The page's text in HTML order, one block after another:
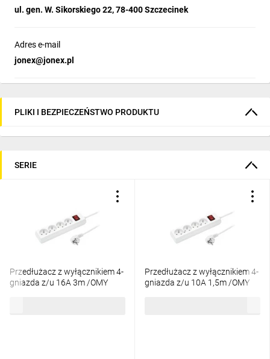
ul. gen. W. Sikorskiego 22, 78-400 Szczecinek
Adres e-mail
jonex@jonex.pl
PLIKI I BEZPIECZEŃSTWO PRODUKTU
SERIE
Przedłużacz z wyłącznikiem 4-
gniazda z/u 16A 3m /OMY
Przedłużacz z wyłącznikiem 4-
gniazda z/u 10A 1,5m /OMY